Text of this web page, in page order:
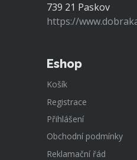
739 21 Paskov
https://
Eshop
Košík
Registrace
Přihlášení
Obchodní podmínky
Reklamační řád